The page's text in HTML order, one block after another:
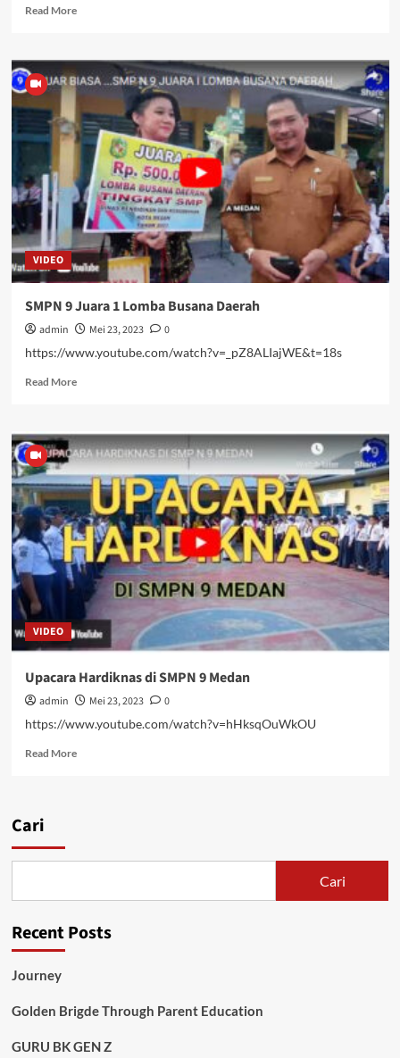
Read MoreRead
RICHARDO
(
KEYBOARDIS
DAN
FASTO
GITARIS
),
KITA
INDONESIA
VIDEO
SMPN 9 Juara 1 Lomba Busana Daerah
admin Mei 23, 2023
0
https://www.youtube.com/watch?v=_pZ8ALIajWE&t=18s
Read MoreRead
9
Juara
1
Lomba
Busana
Daerah
VIDEO
Upacara Hardiknas di SMPN 9 Medan
admin Mei 23, 2023
0
https://www.youtube.com/watch?v=hHksqOuWkOU
Read MoreRead
Cari
Cari
Recent Posts
Journey
Golden Brigde Through Parent Education
GURU BK GEN Z